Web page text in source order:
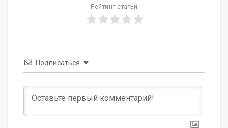
Рейтинг статьи
Подписаться